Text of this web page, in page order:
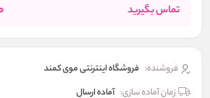
تماس بگیرید
فروشنده: فروشگاه اینترنتی موی کمند
زمان آماده سازی: آماده ارسال